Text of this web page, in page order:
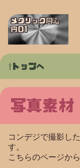
メタリック同心
円01
トップへ
写真素材
コンデジで撮影し
す。
こちらのページから